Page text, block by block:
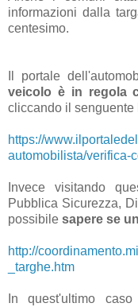
informazioni dalla
centesimo.
Il portale
veicolo è in regola
cliccando il senguente
https://
automobilista/verifica-
Invece visitando
Pubblica Sicurezza,
possibile sapere se
http://
_targhe.htm
In quest'ultimo